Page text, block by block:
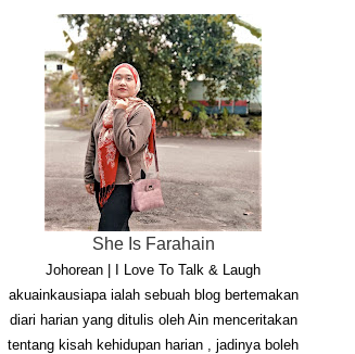
She Is Farahain
Johorean | I Love To Talk & Laugh
akuainkausiapa ialah sebuah blog bertemakan
diari harian yang ditulis oleh Ain menceritakan
tentang kisah kehidupan harian , jadinya boleh